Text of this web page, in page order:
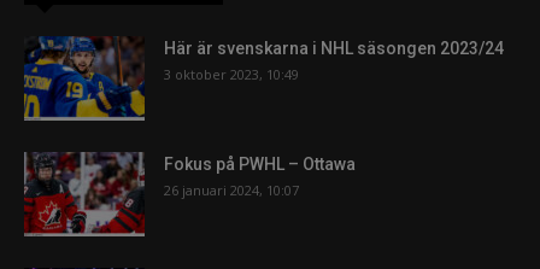
Här är svenskarna i NHL säsongen 2023/24
3 oktober 2023, 10:49
Fokus på PWHL – Ottawa
26 januari 2024, 10:07